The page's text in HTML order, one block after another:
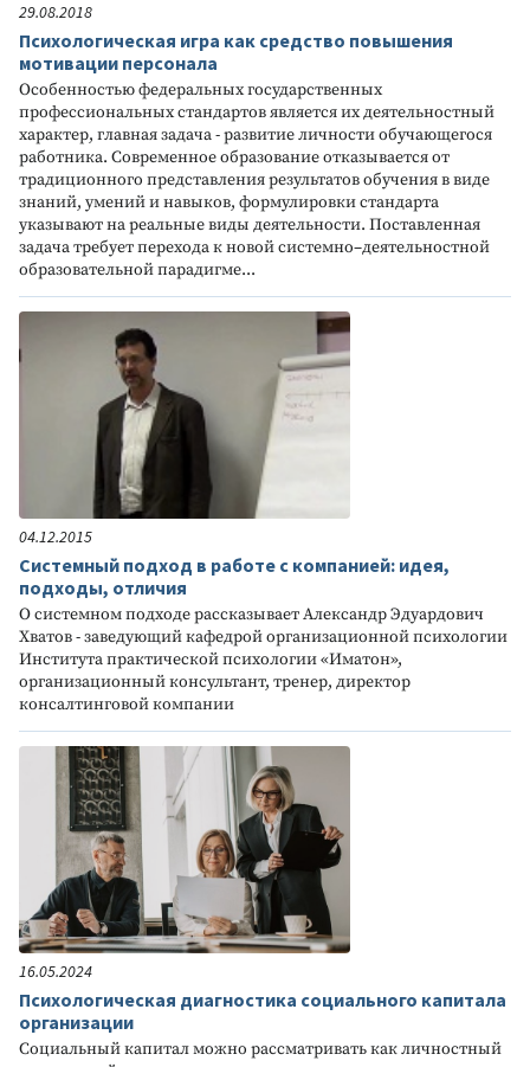
29.08.2018
Психологическая игра как средство повышения
мотивации персонала
Особенностью федеральных государственных
профессиональных стандартов является их деятельностный
характер, главная задача - развитие личности обучающегося
работника. Современное образование отказывается от
традиционного представления результатов обучения в виде
знаний, умений и навыков, формулировки стандарта
указывают на реальные виды деятельности. Поставленная
задача требует перехода к новой системно–деятельностной
образовательной парадигме...
04.12.2015
Системный подход в работе с компанией: идея,
подходы, отличия
О системном подходе рассказывает Александр Эдуардович
Хватов - заведующий кафедрой организационной психологии
Института практической психологии «Иматон»,
организационный консультант, тренер, директор
консалтинговой компании
16.05.2024
Психологическая диагностика социального капитала
организации
Социальный капитал можно рассматривать как личностный